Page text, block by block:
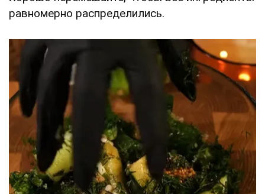
равномерно распределились.